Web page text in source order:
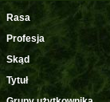
Rasa
Profesja
Skąd
Tytuł